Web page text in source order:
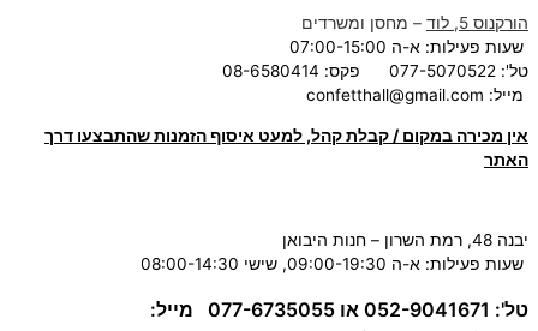
הורקנוס 5, לוד
– מחסן ומשרדים
שעות פעילות: א-ה 07:00-15:00
טל': 077-5070522
מייל: confetthall@gmail.com
אין מכירה במקום / קבלת קהל, למעט איסוף הזמנות שהתבצעו דרך
האתר
יבנה 48, רמת השרון – חנות היבואן
שעות פעילות: א-ה 09:00-19:30, שישי 08:00-14:30
טל': 052-9041671 או 077-6735055
מייל: